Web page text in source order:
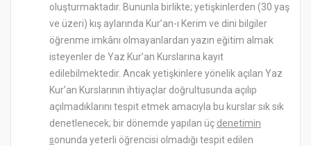
oluşturmaktadır. Bununla birlikte; yetişkinlerden (30 yaş
ve üzeri) kış aylarında Kur’an-ı Kerim ve dini bilgiler
öğrenme imkânı olmayanlardan yazın eğitim almak
isteyenler de Yaz Kur’an Kurslarına kayıt
edilebilmektedir. Ancak yetişkinlere yönelik açılan Yaz
Kur’an Kurslarının ihtiyaçlar doğrultusunda açılıp
açılmadıklarını tespit etmek amacıyla bu kurslar sık sık
denetlenecek; bir dönemde yapılan üç denetimin
sonunda yeterli öğrencisi olmadığı tespit edilen